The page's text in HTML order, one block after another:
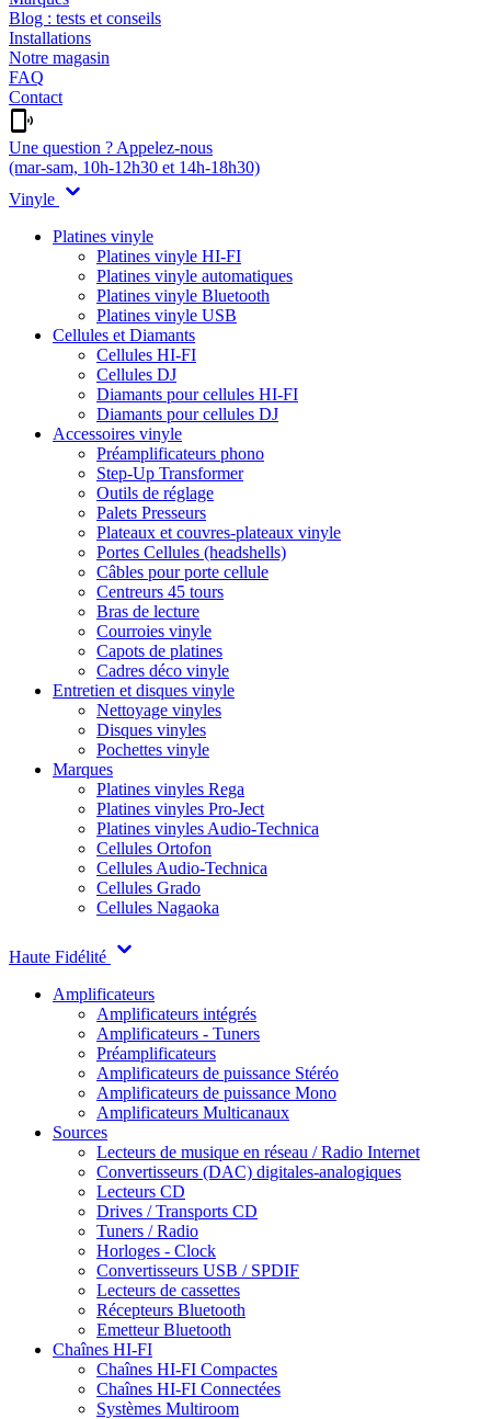
Blog : tests et conseils
Installations
Notre magasin
FAQ
Contact
Une question ? Appelez-nous
(mar-sam, 10h-12h30 et 14h-18h30)
Vinyle
Platines vinyle
Platines vinyle HI-FI
Platines vinyle automatiques
Platines vinyle Bluetooth
Platines vinyle USB
Cellules et Diamants
Cellules HI-FI
Cellules DJ
Diamants pour cellules HI-FI
Diamants pour cellules DJ
Accessoires vinyle
Préamplificateurs phono
Step-Up Transformer
Outils de réglage
Palets Presseurs
Plateaux et couvres-plateaux vinyle
Portes Cellules (headshells)
Câbles pour porte cellule
Centreurs 45 tours
Bras de lecture
Courroies vinyle
Capots de platines
Cadres déco vinyle
Entretien et disques vinyle
Nettoyage vinyles
Disques vinyles
Pochettes vinyle
Marques
Platines vinyles Rega
Platines vinyles Pro-Ject
Platines vinyles Audio-Technica
Cellules Ortofon
Cellules Audio-Technica
Cellules Grado
Cellules Nagaoka
Haute Fidélité
Amplificateurs
Amplificateurs intégrés
Amplificateurs - Tuners
Préamplificateurs
Amplificateurs de puissance Stéréo
Amplificateurs de puissance Mono
Amplificateurs Multicanaux
Sources
Lecteurs de musique en réseau / Radio Internet
Convertisseurs (DAC) digitales-analogiques
Lecteurs CD
Drives / Transports CD
Tuners / Radio
Horloges - Clock
Convertisseurs USB / SPDIF
Lecteurs de cassettes
Récepteurs Bluetooth
Emetteur Bluetooth
Chaînes HI-FI
Chaînes HI-FI Compactes
Chaînes HI-FI Connectées
Systèmes Multiroom